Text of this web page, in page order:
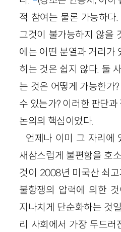
적 참여는 물론 가능하다
그것이 불가능하지 않을
에는 어떤 분열과 거리가
히는 것은 쉽지 않다. 둘
는 것은 어떻게 가능한가
수 있는가? 이러한 판단과
논의의 핵심이었다.
언제나 이미 그 자리에
새삼스럽게 불편함을 호
것이 2008년 미국산 쇠
불항쟁의 압력에 의한
지나치게 단순화하는 것
리 사회에서 가장 두드러